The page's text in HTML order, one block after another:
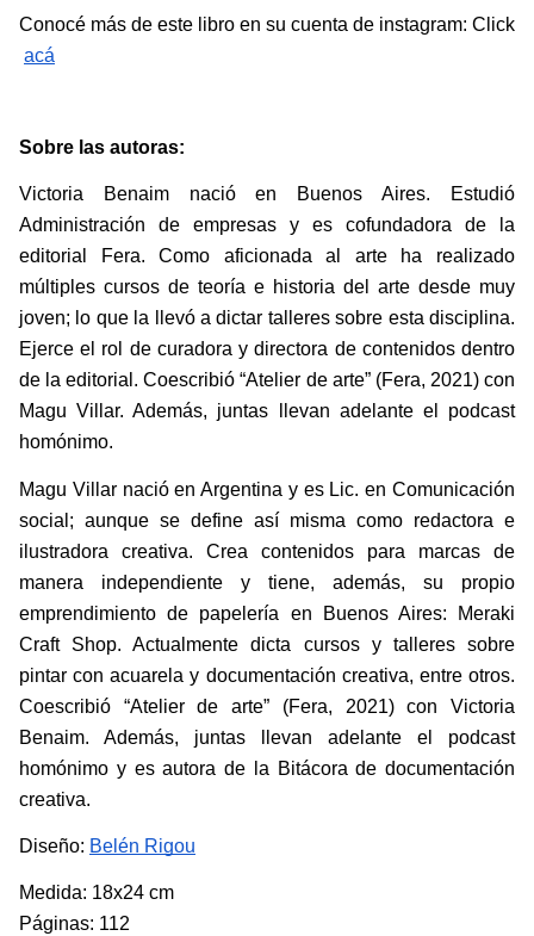
Conocé más de este libro en su cuenta de instagram: Click
acá
Sobre las autoras:
Victoria Benaim nació en Buenos Aires. Estudió
Administración de empresas y es cofundadora de la
editorial Fera. Como aficionada al arte ha realizado
múltiples cursos de teoría e historia del arte desde muy
joven; lo que la llevó a dictar talleres sobre esta disciplina.
Ejerce el rol de curadora y directora de contenidos dentro
de la editorial. Coescribió “Atelier de arte” (Fera, 2021) con
Magu Villar. Además, juntas llevan adelante el podcast
homónimo.
Magu Villar nació en Argentina y es Lic. en Comunicación
social; aunque se define así misma como redactora e
ilustradora creativa. Crea contenidos para marcas de
manera independiente y tiene, además, su propio
emprendimiento de papelería en Buenos Aires: Meraki
Craft Shop. Actualmente dicta cursos y talleres sobre
pintar con acuarela y documentación creativa, entre otros.
Coescribió “Atelier de arte” (Fera, 2021) con Victoria
Benaim. Además, juntas llevan adelante el podcast
homónimo y es autora de la Bitácora de documentación
creativa.
Diseño: Belén Rigou
Medida: 18x24 cm
Páginas: 112